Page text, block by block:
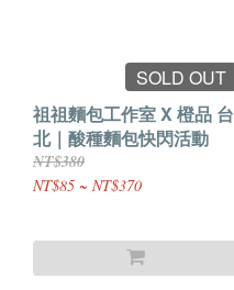
SOLD OUT
祖祖麵包工作室 X 橙品 台
北｜酸種麵包快閃活動
NT$380
NT$85 ~ NT$370